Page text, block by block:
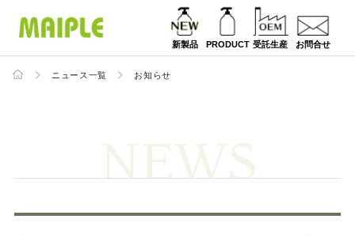
新製品 PRODUCT 受託生産 お問合せ
ニュース一覧 お知らせ
NEWS